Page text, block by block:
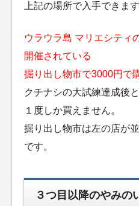
上記の場所で入手できます
ウラウラ島 マリエシティ
開催されている
掘り出し物市で3000円で
クチナシの大試練達成後
１度しか買えません。
掘り出し物市は左の店が
です。
３つ目以降のやみの